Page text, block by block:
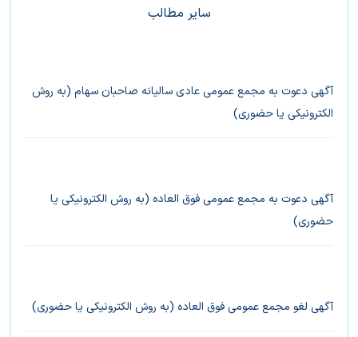
سایر مطالب
آگهی دعوت به مجمع عمومی عادی سالیانه صاحبان سهام (به روش
الکترونیکی یا حضوری)
آگهی دعوت به مجمع عمومی فوق العاده (به روش الکترونیکی یا
حضوری)
آگهی لغو مجمع عمومی فوق العاده (به روش الکترونیکی یا حضوری)